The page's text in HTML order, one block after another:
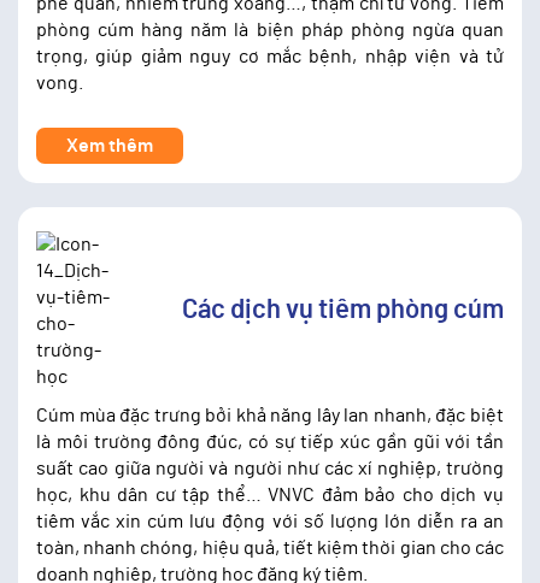
phòng cúm hàng năm là biện pháp phòng ngừa quan
trọng, giúp giảm nguy cơ mắc bệnh, nhập viện và tử
vong.
Xem thêm
Các dịch vụ tiêm phòng cúm
Cúm mùa đặc trưng bởi khả năng lây lan nhanh, đặc biệt
là môi trường đông đúc, có sự tiếp xúc gần gũi với tần
suất cao giữa người và người như các xí nghiệp, trường
học, khu dân cư tập thể… VNVC đảm bảo cho dịch vụ
tiêm vắc xin cúm lưu động với số lượng lớn diễn ra an
toàn, nhanh chóng, hiệu quả, tiết kiệm thời gian cho các
doanh nghiệp, trường học đăng ký tiêm.